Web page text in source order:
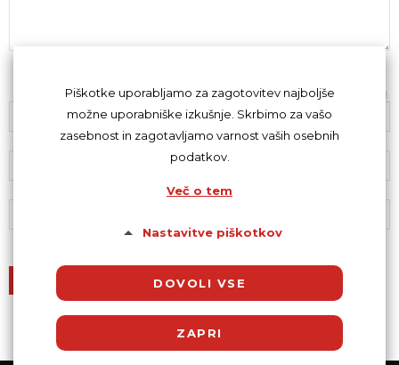
Z oddajo komentarja se strinjaš skodeksom komentiranja.
Piškotke uporabljamo za zagotovitev najboljše
možne uporabniške izkušnje. Skrbimo za vašo
zasebnost in zagotavljamo varnost vaših osebnih
podatkov.
Več o tem
Nastavitve piškotkov
DOVOLI VSE
ZAPRI